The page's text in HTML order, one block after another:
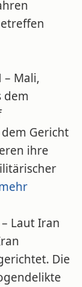
– Mali,
dem
Gericht
ihre
– Laut Iran
Die